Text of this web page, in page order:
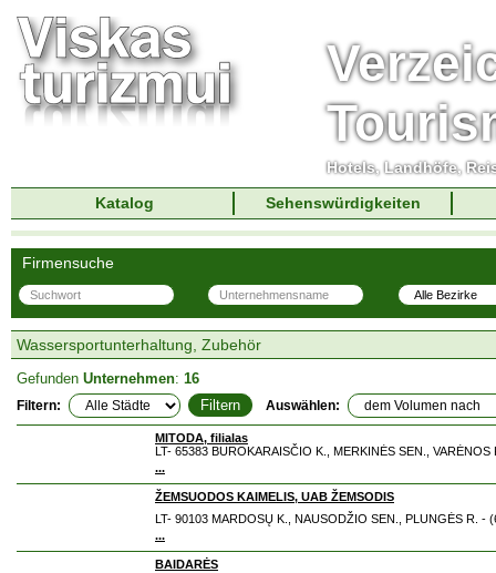
Hotels, Landhöfe,
Katalog
Sehenswürdigkeiten
Firmensuche
Wassersportunterhaltung, Zubehör
Gefunden Unternehmen: 16
Filtern: Auswählen:
MITODA, filialas
LT- 65383 BUROKARAISČIO K., MERKINĖS SEN., VARĖNOS
...
ŽEMSUODOS KAIMELIS, UAB ŽEMSODIS
LT- 90103 MARDOSŲ K., NAUSODŽIO SEN., PLUNGĖS R. -
...
BAIDARĖS